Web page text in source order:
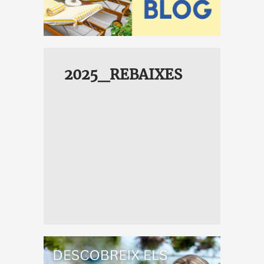
2025_REBAIXES